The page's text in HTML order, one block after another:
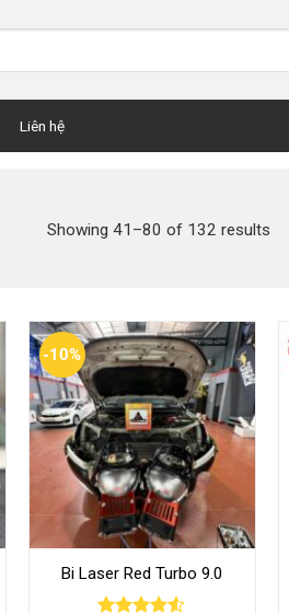
Liên hệ
Showing 41–80 of 132 results
-10%
Bi Laser Red Turbo 9.0